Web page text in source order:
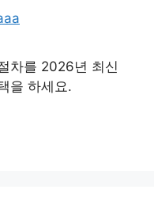
차를 2026년 최신
을 하세요.